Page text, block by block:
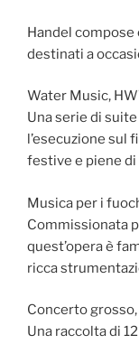
Handel
destinati a
Water Music,
Una serie di
l’esecuzione sul
festive e piene di
Musica per i
Commissionata
quest’opera è
ricca
Concerto grosso,
Una raccolta di